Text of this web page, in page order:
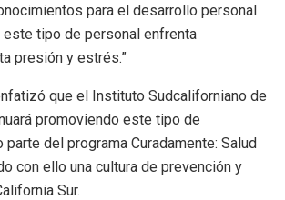
para el desarrollo personal
este tipo de personal enfrenta
presión y estrés.”
que el Instituto Sudcaliforniano de
promoviendo este tipo de
del programa Curadamente: Salud
con ello una cultura de prevención y
Sur.